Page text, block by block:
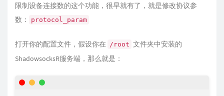
限制设备连接数的这个功能，很早就有了，就是修改协议参
数：
protocol_param
打开你的配置文件，假设你在 /root 文件夹中安装的
ShadowsocksR服务端，那么就是：